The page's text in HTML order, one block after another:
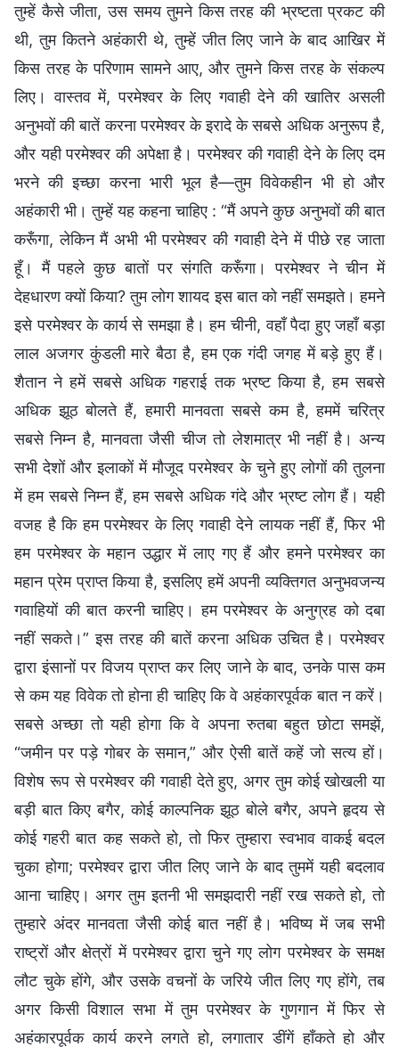
तुम्हें कैसे जीता, उस समय तुमने किस तरह की भ्रष्टता प्रकट की
थी, तुम कितने अहंकारी थे, तुम्हें जीत लिए जाने के बाद आखिर में
किस तरह के परिणाम सामने आए, और तुमने किस तरह के संकल्प
लिए। वास्तव में, परमेश्वर के लिए गवाही देने की खातिर असली
अनुभवों की बातें करना परमेश्वर के इरादे के सबसे अधिक अनुरूप है,
और यही परमेश्वर की अपेक्षा है। परमेश्वर की गवाही देने के लिए दम
भरने की इच्छा करना भारी भूल है—तुम विवेकहीन भी हो और
अहंकारी भी। तुम्हें यह कहना चाहिए : “मैं अपने कुछ अनुभवों की बात
करूँगा, लेकिन मैं अभी भी परमेश्वर की गवाही देने में पीछे रह जाता
हूँ। मैं पहले कुछ बातों पर संगति करूँगा। परमेश्वर ने चीन में
देहधारण क्यों किया? तुम लोग शायद इस बात को नहीं समझते। हमने
इसे परमेश्वर के कार्य से समझा है। हम चीनी, वहाँ पैदा हुए जहाँ बड़ा
लाल अजगर कुंडली मारे बैठा है, हम एक गंदी जगह में बड़े हुए हैं।
शैतान ने हमें सबसे अधिक गहराई तक भ्रष्ट किया है, हम सबसे
अधिक झूठ बोलते हैं, हमारी मानवता सबसे कम है, हममें चरित्र
सबसे निम्न है, मानवता जैसी चीज तो लेशमात्र भी नहीं है। अन्य
सभी देशों और इलाकों में मौजूद परमेश्वर के चुने हुए लोगों की तुलना
में हम सबसे निम्न हैं, हम सबसे अधिक गंदे और भ्रष्ट लोग हैं। यही
वजह है कि हम परमेश्वर के लिए गवाही देने लायक नहीं हैं, फिर भी
हम परमेश्वर के महान उद्धार में लाए गए हैं और हमने परमेश्वर का
महान प्रेम प्राप्त किया है, इसलिए हमें अपनी व्यक्तिगत अनुभवजन्य
गवाहियों की बात करनी चाहिए। हम परमेश्वर के अनुग्रह को दबा
नहीं सकते।” इस तरह की बातें करना अधिक उचित है। परमेश्वर
द्वारा इंसानों पर विजय प्राप्त कर लिए जाने के बाद, उनके पास कम
से कम यह विवेक तो होना ही चाहिए कि वे अहंकारपूर्वक बात न करें।
सबसे अच्छा तो यही होगा कि वे अपना रुतबा बहुत छोटा समझें,
“जमीन पर पड़े गोबर के समान,” और ऐसी बातें कहें जो सत्य हों।
विशेष रूप से परमेश्वर की गवाही देते हुए, अगर तुम कोई खोखली या
बड़ी बात किए बगैर, कोई काल्पनिक झूठ बोले बगैर, अपने हृदय से
कोई गहरी बात कह सकते हो, तो फिर तुम्हारा स्वभाव वाकई बदल
चुका होगा; परमेश्वर द्वारा जीत लिए जाने के बाद तुममें यही बदलाव
आना चाहिए। अगर तुम इतनी भी समझदारी नहीं रख सकते हो, तो
तुम्हारे अंदर मानवता जैसी कोई बात नहीं है। भविष्य में जब सभी
राष्ट्रों और क्षेत्रों में परमेश्वर द्वारा चुने गए लोग परमेश्वर के समक्ष
लौट चुके होंगे, और उसके वचनों के जरिये जीत लिए गए होंगे, तब
अगर किसी विशाल सभा में तुम परमेश्वर के गुणगान में फिर से
अहंकारपूर्वक कार्य करने लगते हो, लगातार डींगें हाँकते हो और